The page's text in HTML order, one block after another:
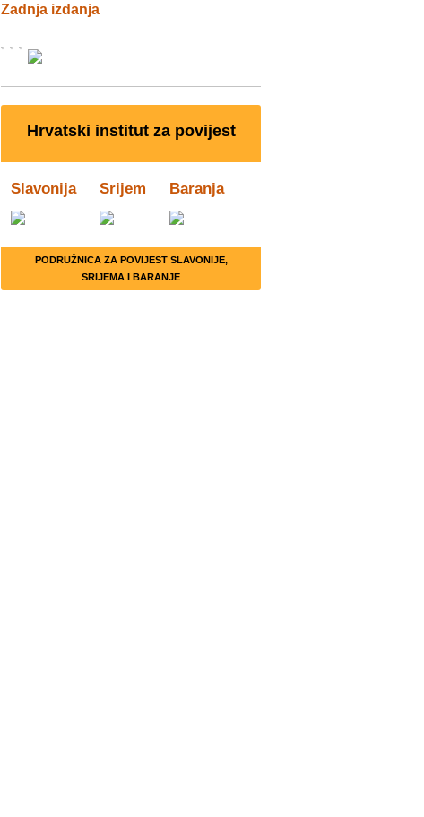
Zadnja izdanja
Hrvatski institut za povijest
Slavonija Srijem Baranja
PODRUŽNICA ZA POVIJEST SLAVONIJE,
SRIJEMA I BARANJE